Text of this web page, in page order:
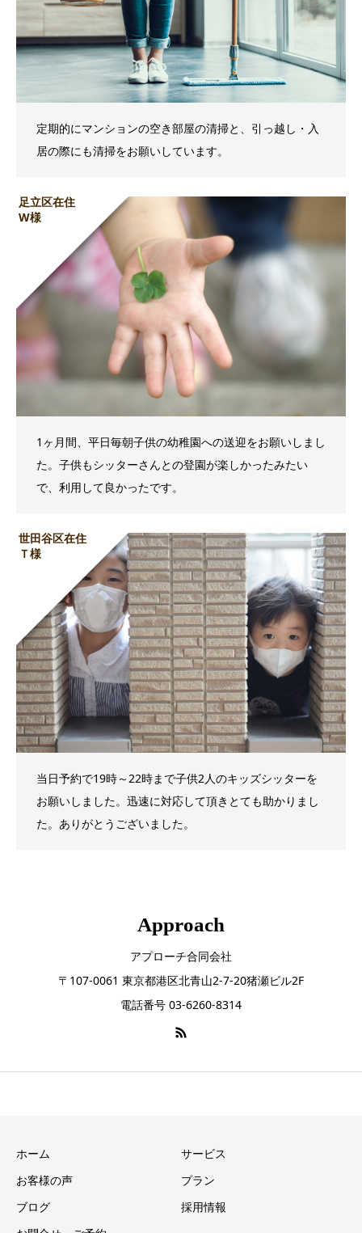
定期的にマンションの空き部屋の清掃と、引っ越し・入
居の際にも清掃をお願いしています。
足立区在住
W様
1ヶ月間、平日毎朝子供の幼稚園への送迎をお願いしまし
た。子供もシッターさんとの登園が楽しかったみたい
で、利用して良かったです。
世田谷区在住
Ｔ様
当日予約で19時～22時まで子供2人のキッズシッターを
お願いしました。迅速に対応して頂きとても助かりまし
た。ありがとうございました。
Approach
アプローチ合同会社
〒107-0061 東京都港区北青山2-7-20猪瀬ビル2F
電話番号 03-6260-8314
ホーム
サービス
お客様の声
プラン
ブログ
採用情報